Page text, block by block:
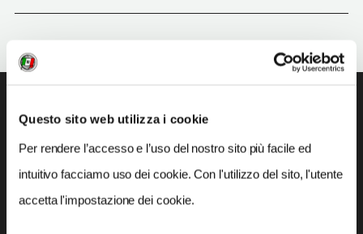
Questo sito web utilizza i cookie
Per rendere l’accesso e l’uso del nostro sito più facile ed
intuitivo facciamo uso dei cookie. Con l'utilizzo del sito, l'utente
accetta l'impostazione dei cookie.
GALLERY
2